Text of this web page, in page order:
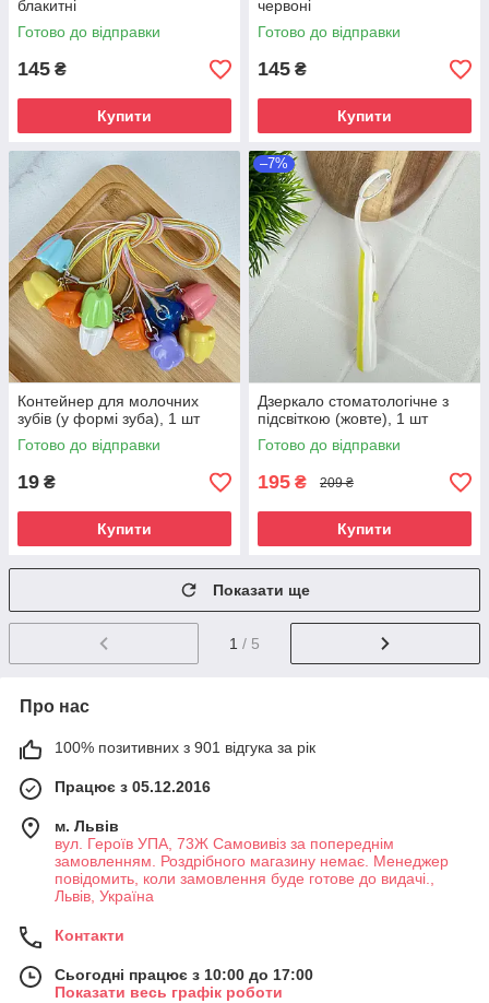
блакитні
Готово до відправки
145 ₴
Купити
червоні
Готово до відправки
145 ₴
Купити
Контейнер для молочних
зубів (у формі зуба), 1 шт
Готово до відправки
19 ₴
Купити
–7%
Дзеркало стоматологічне з
підсвіткою (жовте), 1 шт
Готово до відправки
195 ₴ 209 ₴
Купити
Показати ще
1 / 5
Про нас
100% позитивних з 901 відгука за рік
Працює з 05.12.2016
м. Львів
вул. Героїв УПА, 73Ж Самовивіз за попереднім
замовленням. Роздрібного магазину немає. Менеджер
повідомить, коли замовлення буде готове до видачі.,
Львів, Україна
Контакти
Сьогодні працює з 10:00 до 17:00
Показати весь графік роботи